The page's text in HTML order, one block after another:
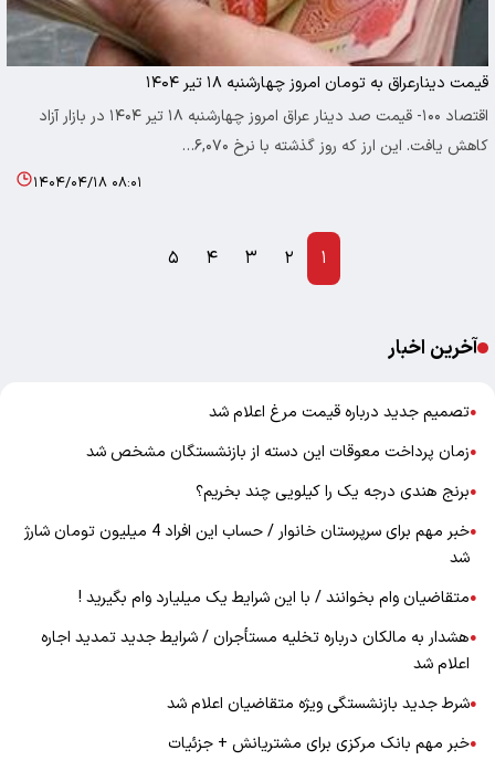
قیمت دینارعراق به تومان امروز چهارشنبه ۱۸ تیر ۱۴۰۴
اقتصاد ۱۰۰- قیمت صد دینار عراق امروز چهارشنبه ۱۸ تیر ۱۴۰۴ در بازار آزاد
کاهش یافت. این ارز که روز گذشته با نرخ ۶,۰۷۰…
۱۴۰۴/۰۴/۱۸ ۰۸:۰۱
۱ ۲ ۳ ۴ ۵
آخرین اخبار
●تصمیم جدید درباره قیمت مرغ اعلام شد
●زمان پرداخت معوقات این دسته از بازنشستگان مشخص شد
●برنج هندی درجه یک را کیلویی چند بخریم؟
●
خبر مهم برای سرپرستان خانوار / حساب این افراد 4 میلیون تومان شارژ
شد
●متقاضیان وام بخوانند / با این شرایط یک میلیارد وام بگیرید !
●هشدار به مالکان درباره تخلیه مستأجران / شرایط جدید تمدید اجاره
اعلام شد
●شرط جدید بازنشستگی ویژه متقاضیان اعلام شد
●خبر مهم بانک مرکزی برای مشتریانش + جزئیات